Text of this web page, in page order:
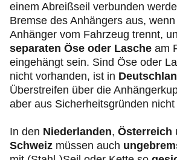
einem Abreißseil verbunden
Bremse des Anhängers aus,
Anhänger vom Fahrzeug trennt,
separaten Öse oder Lasche am
eingehängt sein. Sind Öse oder
nicht vorhanden, ist in
Überstreifen über die
aber aus Sicherheitsgründen
In den Niederlanden, Österreich
Schweiz müssen auch